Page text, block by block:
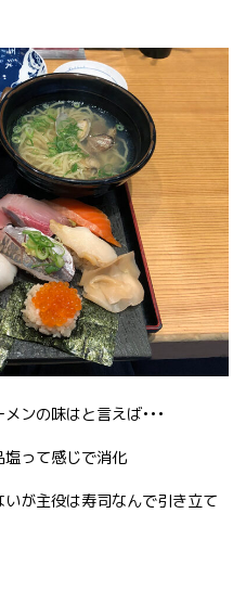
ンの味はと言えば•••
って感じで消化
が主役は寿司なんで引き立て